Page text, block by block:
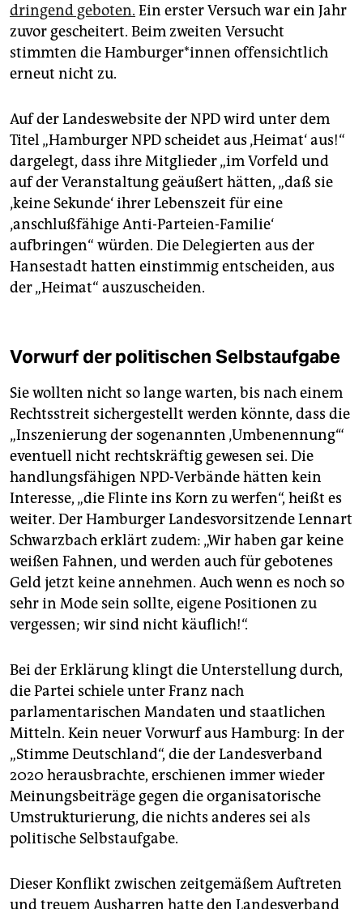
dringend geboten. Ein erster Versuch war ein Jahr
zuvor gescheitert. Beim zweiten Versucht
stimmten die Ham­bur­ge­r*in­nen offensichtlich
erneut nicht zu.
Auf der Landeswebsite der NPD wird unter dem
Titel „Hamburger NPD scheidet aus ‚Heimat‘ aus!“
dargelegt, dass ihre Mit­glie­der „im Vorfeld und
auf der Veranstaltung geäußert hätten, „daß sie
‚keine Sekunde‘ ihrer Lebenszeit für eine
‚anschlußfähige Anti-Parteien-Familie‘
aufbringen“ würden. Die Delegierten aus der
Hansestadt hatten einstimmig entscheiden, aus
der „Heimat“ auszuscheiden.
Vorwurf der politischen Selbstaufgabe
Sie wollten nicht so lange warten, bis nach einem
Rechtsstreit sichergestellt werden könnte, dass die
„Inszenierung der sogenannten ‚Umbenennung‘“
eventuell nicht rechtskräftig gewesen sei. Die
handlungsfähigen NPD-Verbände hätten kein
Interesse, „die Flinte ins Korn zu werfen“, heißt es
weiter. Der Hamburger Landesvorsitzende Lennart
Schwarzbach erklärt zudem: „Wir haben gar keine
weißen Fahnen, und werden auch für gebotenes
Geld jetzt keine annehmen. Auch wenn es noch so
sehr in Mode sein sollte, eigene Positionen zu
vergessen; wir sind nicht käuflich!“.
Bei der Erklärung klingt die Unterstellung durch,
die Partei schiele unter Franz nach
parlamentarischen Mandaten und staatlichen
Mitteln. Kein neuer Vorwurf aus Hamburg: In der
„Stimme Deutschland“, die der Landesverband
2020 herausbrachte, erschienen immer wieder
Meinungsbeiträge gegen die organisatorische
Umstrukturierung, die nichts anderes sei als
politische Selbstaufgabe.
Dieser Konflikt zwischen zeitgemäßem Auftreten
und treuem Ausharren hatte den Landesverband